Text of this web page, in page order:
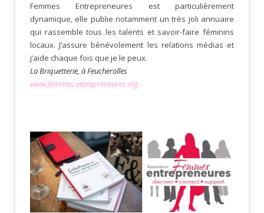
Femmes Entrepreneures est particulièrement
dynamique, elle publie notamment un très joli annuaire
qui rassemble tous les talents et savoir-faire féminins
locaux. J’assure bénévolement les relations médias et
j’aide chaque fois que je le peux.
La Briquetterie, à Feucherolles
www.femmes-entrepreneures.org